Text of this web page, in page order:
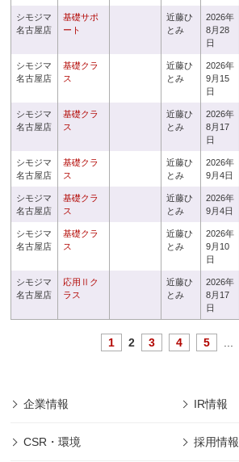
シモジマ
名古屋店
基礎サポ
ート
近藤ひ
とみ
2026年
8月28
日
シモジマ
名古屋店
基礎クラ
ス
近藤ひ
とみ
2026年
9月15
日
シモジマ
名古屋店
基礎クラ
ス
近藤ひ
とみ
2026年
8月17
日
シモジマ
名古屋店
基礎クラ
ス
近藤ひ
とみ
2026年
9月4日
シモジマ
名古屋店
基礎クラ
ス
近藤ひ
とみ
2026年
9月4日
シモジマ
名古屋店
基礎クラ
ス
近藤ひ
とみ
2026年
9月10
日
シモジマ
名古屋店
応用Ⅱク
ラス
近藤ひ
とみ
2026年
8月17
日
1 2 3 4 5
企業情報 IR情報
CSR・環境 採用情報